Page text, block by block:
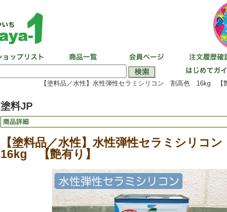
【塗料品／水性】水性弾性セラミシリコン 割高色 16kg 【
塗料JP
【塗料品／水性】水性弾性セラミシリコ
16kg 【艶有り】